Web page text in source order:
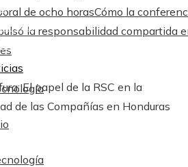
de ocho horasCómo la
la responsabilidad compartida
Social
El papel de la RSC en la
de las Compañías en Honduras